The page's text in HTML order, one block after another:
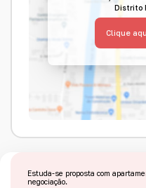
Distrito
Clique
Estuda-se proposta com
negociação.